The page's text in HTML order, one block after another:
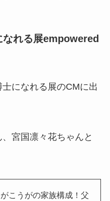
なれる展empowered
になれる展のCMに出
宮国凛々花ちゃんと
こうがの家族構成！父